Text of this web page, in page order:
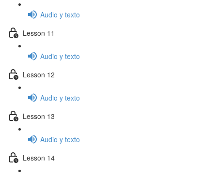
Audio y texto
Lesson 11
Audio y texto
Lesson 12
Audio y texto
Lesson 13
Audio y texto
Lesson 14